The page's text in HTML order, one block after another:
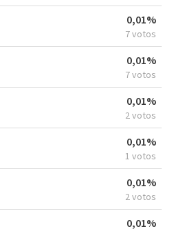
0,01%
7 votos
0,01%
7 votos
0,01%
2 votos
0,01%
1 votos
0,01%
2 votos
0,01%